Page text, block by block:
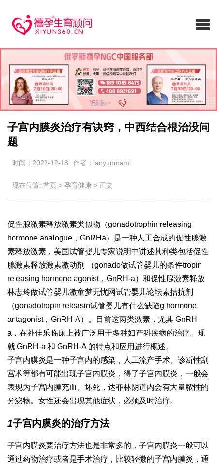
子宫内膜炎治疗有诀窍，中西结合根治没问
题
时间：2022-12-18 作者：lanyunmami
现在位置: 首页 > 孕育健康 > 正文
促性腺激素释放激素类似物（gonadotrophin releasing
hormone analogue，GnRHa）是一种人工合成的促性腺激
素释放激素，美国试管婴儿专家说明中讲述其种类包括促性
腺激素释放激素激动剂 （gonado做试管婴儿的条件tropin
releasing hormone agonist，GnRH-a）和促性腺激素释放
林志玲做试管婴儿激童梦无忧网试管婴儿论坛素拮抗剂
（gonadotropin releasin试管婴儿有什么缺陷g hormone
antagonist，GnRH-A）。目前这两类激素，尤其 GnRH-
a，在补佳乐临床上被广泛用于多种妇产科疾病的治疗。现
就 GnRH-a 和 GnRH-A 的特点和应用进行概述。
子宫内膜炎是一种子宫内的感染，人工流产手术、诊断性刮
宫术等都有可能出现子宫内膜炎，得了子宫内膜炎，一般会
表现为子宫内膜充血、坏死， 达菲林阴道内会有大量脓性的
分泌物。女性还会出现其他症状，必须及时治疗。
1子宫内膜炎的治疗方法
子宫内膜炎要治疗方法也是非常多的，子宫内膜炎一般可以
通过药物治疗或者是手术治疗，比较轻微的子宫内膜炎，通